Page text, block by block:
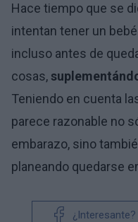
Hace tiempo que se
intentan tener un
incluso antes de
cosas,
Teniendo en cuenta
parece razonable no
embarazo, sino
planeando quedarse